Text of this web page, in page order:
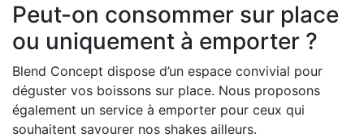
Peut-on consommer sur place
ou uniquement à emporter ?
Blend Concept dispose d’un espace convivial pour
déguster vos boissons sur place. Nous proposons
également un service à emporter pour ceux qui
souhaitent savourer nos shakes ailleurs.